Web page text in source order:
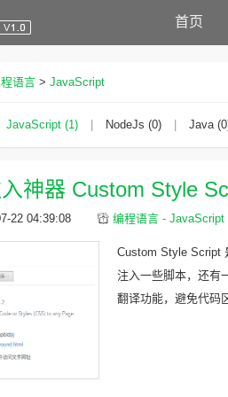
首页
语言 > JavaScript
JavaScript (1) NodeJs (0) Java
神器 Custom Style
22 04:39:08 编程语言 - JavaScript
Custom Style Script
注入一些脚本，还有
翻译功能，避免代码